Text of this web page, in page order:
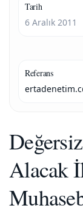
Tarih
6 Aralık 2011
Referans
Alacak